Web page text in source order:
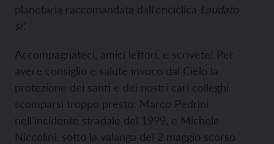
planetaria raccomandata dall’enciclica Laudato
si’.
Accompagnateci, amici lettori, e scrivete! Per
avere consiglio e salute invoco dal Cielo la
protezione dei santi e dei nostri cari colleghi
scomparsi troppo presto: Marco Pedrini
nell’incidente stradale del 1999, e Michele
Niccolini, sotto la valanga del 2 maggio scorso